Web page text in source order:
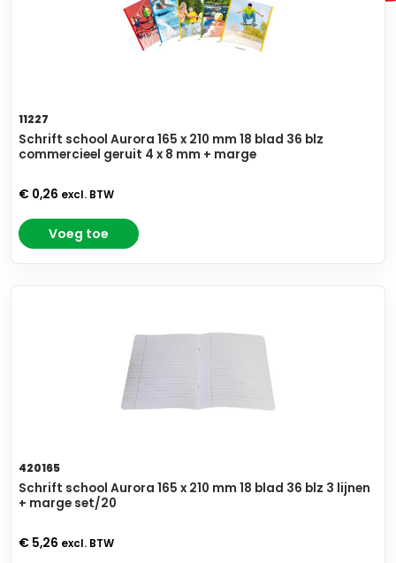
11227
Schrift school Aurora 165 x 210 mm 18 blad 36 blz
commercieel geruit 4 x 8 mm + marge
€ 0,26 excl. BTW
Voeg toe
420165
Schrift school Aurora 165 x 210 mm 18 blad 36 blz 3 lijnen
+ marge set/20
€ 5,26 excl. BTW